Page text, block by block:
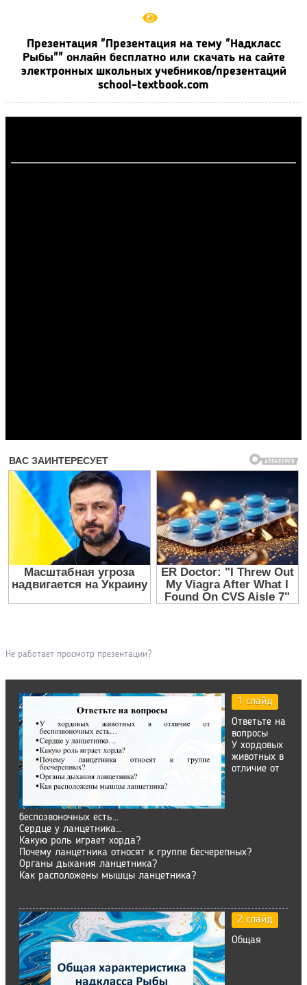
Презентация "Презентация на тему "Надкласс
Рыбы"" онлайн бесплатно или скачать на сайте
электронных школьных учебников/презентаций
school-textbook.com
Не работает просмотр презентации?
1 слайд
Ответьте на
вопросы
У хордовых
животных в
отличие от
беспозвоночных есть…
Сердце у ланцетника…
Какую роль играет хорда?
Почему ланцетника относят к группе бесчерепных?
Органы дыхания ланцетника?
Как расположены мышцы ланцетника?
2 слайд
Общая